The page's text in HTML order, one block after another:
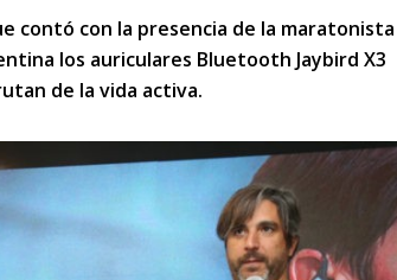
contó con la presencia de la maratonista
los auriculares Bluetooth Jaybird X3
de la vida activa.